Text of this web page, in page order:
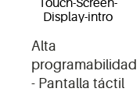
Alta
programabilidad
- Pantalla táctil